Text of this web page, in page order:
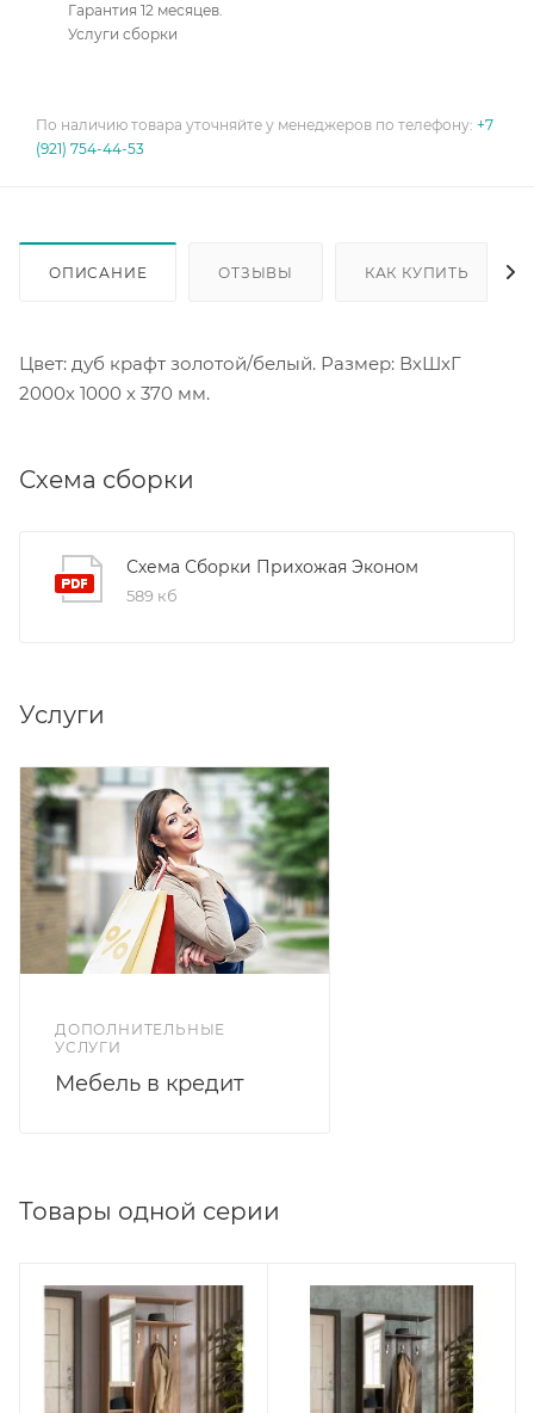
Гарантия 12 месяцев.
Услуги сборки
По наличию товара уточняйте у менеджеров по телефону: +7
(921) 754-44-53
ОПИСАНИЕ ОТЗЫВЫ КАК КУПИТЬ
Цвет: дуб крафт золотой/белый. Размер: ВхШхГ
2000х 1000 х 370 мм.
Схема сборки
Схема Сборки Прихожая Эконом
589 кб
Услуги
ДОПОЛНИТЕЛЬНЫЕ
УСЛУГИ
Мебель в кредит
Товары одной серии